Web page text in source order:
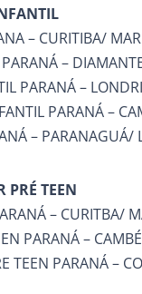
– CURITIBA/
–
PARANÁ –
PARANÁ –
– PARANAGUÁ/
PRÉ TEEN
– CURITBA/
PARANÁ –
TEEN PARANÁ –